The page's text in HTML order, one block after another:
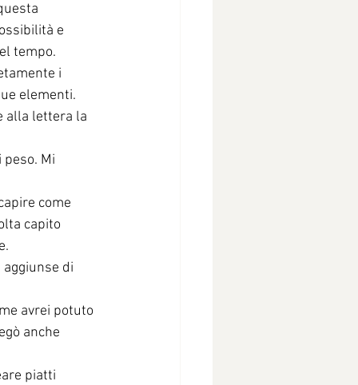
e
tempo.
i
elementi.
alla lettera la
Mi
come
capito
di
avrei potuto
anche
piatti